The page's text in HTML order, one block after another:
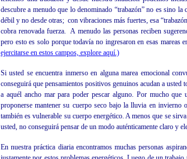
descubre a menudo que lo denominado “trabazón” no es sino
débil y no desde otras; con vibraciones más fuertes, esa
cobra renovada fuerza.
A menudo las personas reciben
pero esto es solo porque todavía no ingresaron en esas mareas
ejercitarse en estos campos, explore aquí.)
Si usted se encuentra inmerso en alguna marea emocional
conseguirá que pensamientos positivos genuinos acudan a
a aquél ancho mar para poder pescar alguno. Por mucho
proponerse mantener su cuerpo seco bajo la lluvia en
también es vulnerable su cuerpo energético. A menos que se
usted, no conseguirá pensar de un modo auténticamente claro y
En nuestra práctica diaria encontramos muchas personas